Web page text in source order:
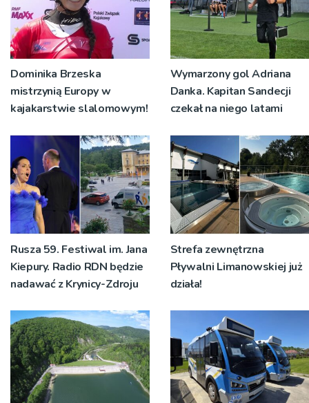
Dominika Brzeska
mistrzynią Europy w
kajakarstwie slalomowym!
Wymarzony gol Adriana
Danka. Kapitan Sandecji
czekał na niego latami
Rusza 59. Festiwal im. Jana
Kiepury. Radio RDN będzie
nadawać z Krynicy-Zdroju
Strefa zewnętrzna
Pływalni Limanowskiej już
działa!